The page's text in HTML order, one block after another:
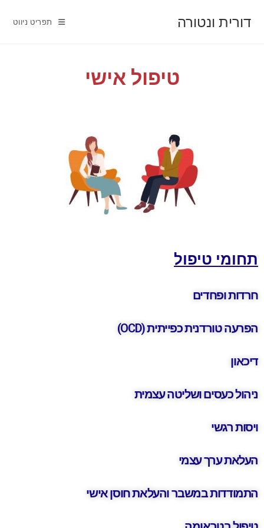
דורית ונטורה תפריט ניווט
טיפול אישי
תחומי טיפול
חרדות ופחדים
הפרעה טורדנית כפייתית (OCD)
דיכאון
ניהול כעסים ושליטה עצמית
ויסות רגשי
העלאת ערך עצמי
התמודדות במשבר והעלאת חוסן אישי